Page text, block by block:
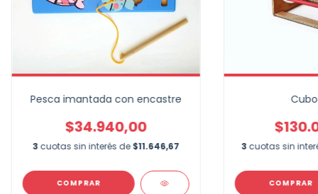
Pesca imantada con encastre
$34.940,00
3 cuotas sin interés de$11.646,67 3 cuotas sin
COMPRAR